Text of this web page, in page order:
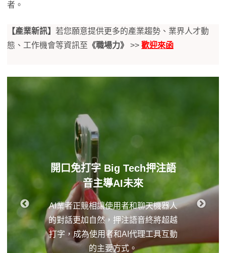
者。
【產業新訊】 若您願意提供更多的產業趨勢、業界人才動
態、工作機會等資訊至 《職場力》 >> 歡迎來函
開口免打字 Big Tech押注語
音主導AI未來
AI業者正競相讓使用者和聊天機器人
的對話更加自然，押注語音終將超越
打字，成為使用者和AI代理工具互動
的主要方式。